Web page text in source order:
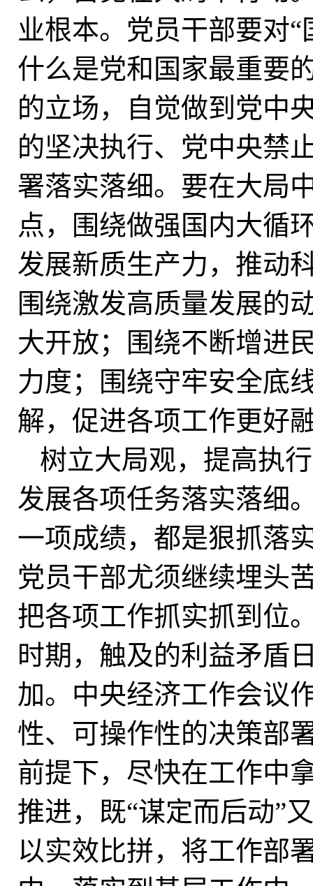
业根本。党员干部要对
什么是党和国家最重要
的立场，自觉做到党中
的坚决执行、党中央禁
署落实落细。要在大局
点，围绕做强国内大循
发展新质生产力，推动
围绕激发高质量发展的
大开放；围绕不断增进
力度；围绕守牢安全底
解，促进各项工作更好
树立大局观，提高执
发展各项任务落实落细
一项成绩，都是狠抓落
党员干部尤须继续埋头
把各项工作抓实抓到位
时期，触及的利益矛盾
加。中央经济工作会议
性、可操作性的决策部
前提下，尽快在工作中
推进，既“谋定而后动”
以实效比拼，将工作部